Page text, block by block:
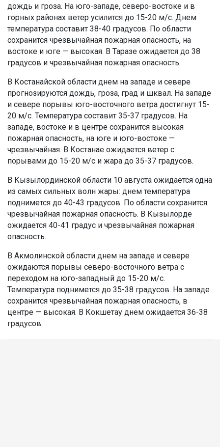
дождь и гроза. На юго-западе, северо-востоке и в
горных районах ветер усилится до 15-20 м/с. Днем
температура составит 38-40 градусов. По области
сохранится чрезвычайная пожарная опасность, на
востоке и юге — высокая. В Таразе ожидается до 38
градусов и чрезвычайная пожарная опасность.
В Костанайской области днем на западе и севере
прогнозируются дождь, гроза, град и шквал. На западе
и севере порывы юго-восточного ветра достигнут 15-
20 м/с. Температура составит 35-37 градусов. На
западе, востоке и в центре сохранится высокая
пожарная опасность, на юге и юго-востоке —
чрезвычайная. В Костанае ожидается ветер с
порывами до 15-20 м/с и жара до 35-37 градусов.
В Кызылординской области 10 августа ожидается одна
из самых сильных волн жары: днем температура
поднимется до 40-43 градусов. По области сохранится
чрезвычайная пожарная опасность. В Кызылорде
ожидается 40-41 градус и чрезвычайная пожарная
опасность.
В Акмолинской области днем на западе и севере
ожидаются порывы северо-восточного ветра с
переходом на юго-западный до 15-20 м/с.
Температура поднимется до 35-38 градусов. На западе
сохранится чрезвычайная пожарная опасность, в
центре — высокая. В Кокшетау днем ожидается 36-38
градусов.